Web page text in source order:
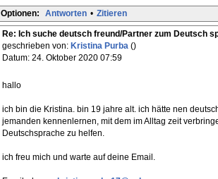
Optionen: Antworten • Zitieren
Re: Ich suche deutsch freund/Partner zum Deutsch
geschrieben von: Kristina Purba ()
Datum: 24. Oktober 2020 07:59
hallo
ich bin die Kristina. bin 19 jahre alt. ich hätte nen
jemanden kennenlernen, mit dem im Alltag zeit
Deutschsprache zu helfen.
ich freu mich und warte auf deine Email.